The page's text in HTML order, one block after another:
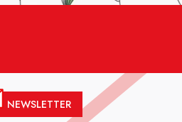
NEWSLETTER